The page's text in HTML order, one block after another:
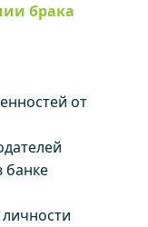
брака
от
банке